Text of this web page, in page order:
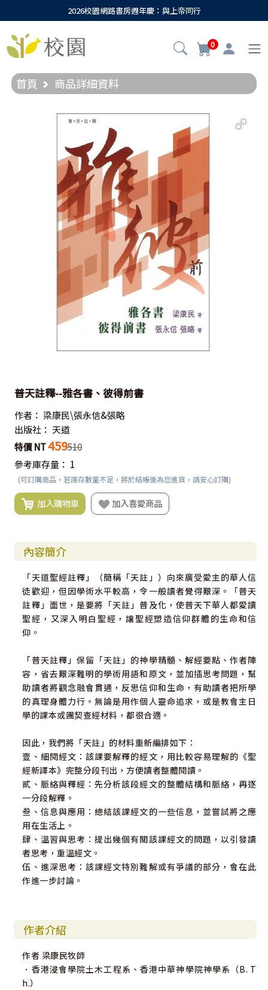
2026校園網路書房週年慶：與上帝同行
0
首頁 商品詳細資料
普天註釋--雅各書、彼得前書
作者： 梁康民\張永信&張略
出版社： 天道
特價 NT459510
參考庫存量： 1
(可訂購商品，若庫存數量不足，將於結帳後為您進貨，請安心訂購)
加入購物車 加入喜愛商品
內容簡介
「天道聖經註釋」（簡稱「天註」）向來廣受愛主的華人信
徒歡迎，但因學術水平較高，令一般讀者覺得艱深。「普天
註釋」面世，是要將「天註」普及化，使普天下華人都愛讀
聖經，又深入明白聖經，讓聖經塑造信仰群體的生命和信
仰。
「普天註釋」保留「天註」的神學精髓、解經要點、作者陣
容，省去艱深難明的學術用語和原文，並加插思考問題，幫
助讀者將觀念融會貫通，反思信仰和生命，有助讀者把所學
的真理身體力行。無論是用作個人靈命追求，或是教會主日
學的課本或團契查經材料，都很合適。
因此，我們將「天註」的材料重新編排如下：
壹、細閱經文：該課要解釋的經文，用比較容易理解的《聖
經新譯本》完整分段刊出，方便讀者整體閱讀。
貳、脈絡與釋經：先分析該段經文的整體結構和脈絡，再逐
一分段解釋。
叁、信息與應用：總結該課經文的一些信息，並嘗試將之應
用在生活上。
肆、溫習與思考：提出幾個有關該課經文的問題，以引發讀
者思考，重溫經文。
伍、進深思考：該課經文特別難解或有爭議的部分，會在此
作進一步討論。
作者介紹
作者 梁康民牧師
．香港浸會學院土木工程系、香港中華神學院神學系（B. T
h.）